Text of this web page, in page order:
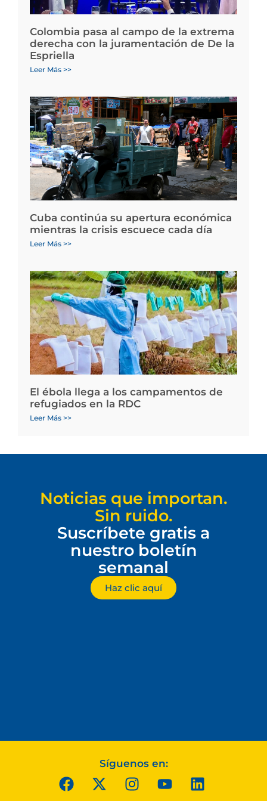
Colombia pasa al campo de la extrema
derecha con la juramentación de De la
Espriella
Leer Más >>
Cuba continúa su apertura económica
mientras la crisis escuece cada día
Leer Más >>
El ébola llega a los campamentos de
refugiados en la RDC
Leer Más >>
Noticias que importan.
Sin ruido.
Suscríbete gratis a
nuestro boletín
semanal
Haz clic aquí
Síguenos en: